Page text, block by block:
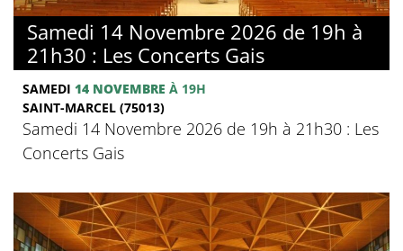
Samedi 14 Novembre 2026 de 19h à
21h30 : Les Concerts Gais
SAMEDI 14 NOVEMBRE À 19H
SAINT-MARCEL (75013)
Samedi 14 Novembre 2026 de 19h à 21h30 : Les
Concerts Gais